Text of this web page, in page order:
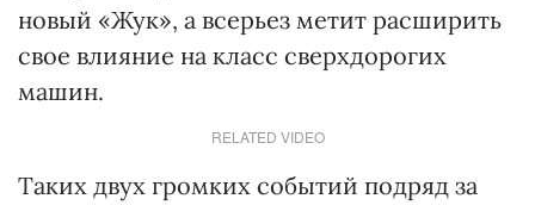
новый «Жук», а всерьез метит расширить
свое влияние на класс сверхдорогих
машин.
RELATED VIDEO
Таких двух громких событий подряд за